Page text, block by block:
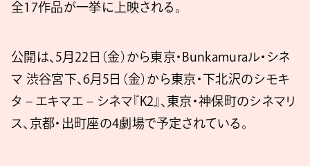
全17作品が一挙に上映される。
公開は、5月22日（金）から東京・Bunkamuraル・シネ
マ 渋谷宮下、6月5日（金）から東京・下北沢のシモキ
タ – エキマエ – シネマ『K2』、東京・神保町のシネマリ
ス、京都・出町座の4劇場で予定されている。